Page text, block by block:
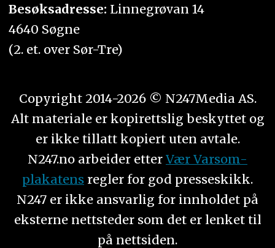
Besøksadresse: Linnegrøvan 14
4640 Søgne
(2. et. over Sør-Tre)
Copyright 2014-2026 © N247Media AS.
Alt materiale er kopirettslig beskyttet og
er ikke tillatt kopiert uten avtale.
N247.no arbeider etter Vær Varsom-
plakatens regler for god presseskikk.
N247 er ikke ansvarlig for innholdet på
eksterne nettsteder som det er lenket til
på nettsiden.